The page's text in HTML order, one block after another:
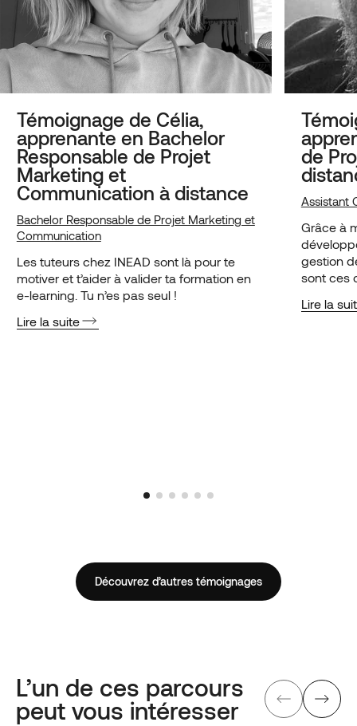
Témoignage de Célia,
apprenante en Bachelor
Responsable de Projet
Marketing et
Communication à distance
Bachelor Responsable de Projet Marketing et
Communication
Les tuteurs chez INEAD sont là pour te
motiver et t’aider à valider ta formation en
e-learning. Tu n’es pas seul !
Lire la suite
de
Assistant
Grâce à
gestion
sont ces
Lire la
Découvrez d’autres témoignages
L’un de ces parcours
peut vous intéresser